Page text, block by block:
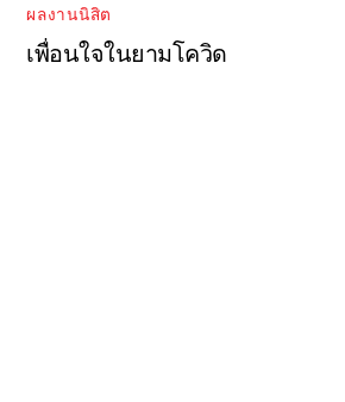
ผลงานนิสิต
เพื่อนใจในยามโควิด